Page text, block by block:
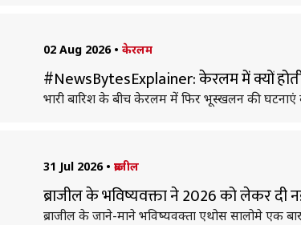
02 Aug 2026 • केरलम
#NewsBytesExplainer: केरलम में क्यों
भारी बारिश के बीच केरलम में फिर भूस्खलन की
31 Jul 2026 • ब्राजील
ब्राजील के भविष्यवक्ता ने 2026 को लेकर
ब्राजील के जाने-माने भविष्यवक्ता एथोस सालोमे एक